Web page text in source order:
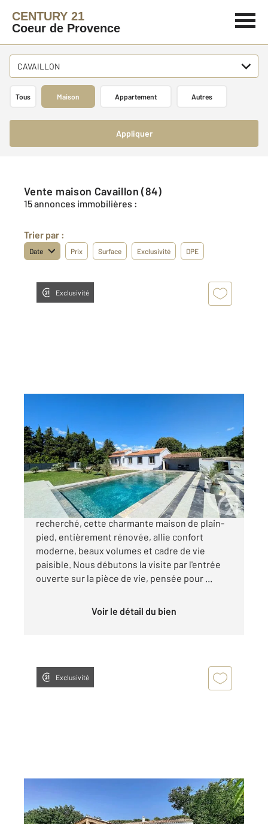
CENTURY 21
Coeur de Provence
CAVAILLON
Tous Maison Appartement Autres
Appliquer
Vente maison Cavaillon (84)
15 annonces immobilières :
Trier par :
Date Prix Surface Exclusivité DPE
Exclusivité
126 m
Ref : 3526
Maison à vendre
349 000 €
CAVAILLON Située dans un secteur calme et
recherché, cette charmante maison de plain-
pied, entièrement rénovée, allie confort
moderne, beaux volumes et cadre de vie
paisible. Nous débutons la visite par l'entrée
ouverte sur la pièce de vie, pensée pour ...
Voir le détail du bien
Exclusivité
110 m2, 5 pièces
Ref : 3856